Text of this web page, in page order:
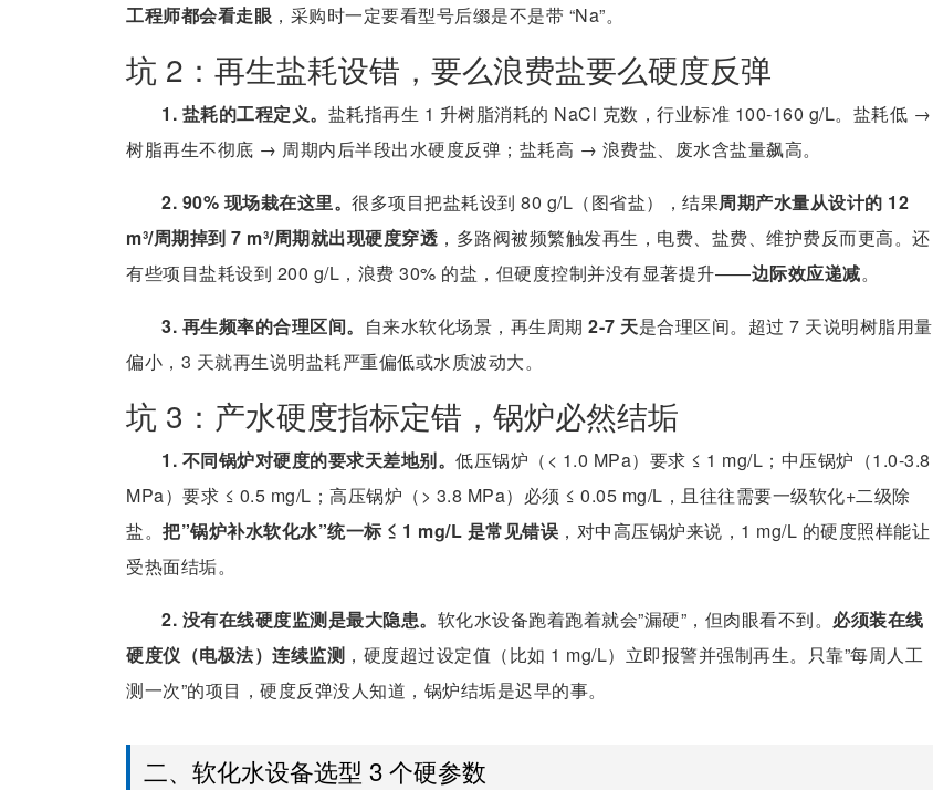
工程师都会看走眼 ，采购时一定要看型号后缀是不是带 “Na”。
坑 2：再生盐耗设错，要么浪费盐要么硬度反弹
1. 盐耗的工程定义。 盐耗指再生 1 升树脂消耗的 NaCl 克数，行业标准 100-160 g/L。盐耗低 →
树脂再生不彻底 → 周期内后半段出水硬度反弹；盐耗高 → 浪费盐、废水含盐量飙高。
2. 90% 现场栽在这里。 很多项目把盐耗设到 80 g/L（图省盐），结果周期产水量从设计的 12
m³/周期掉到 7 m³/周期就出现硬度穿透 ，多路阀被频繁触发再生，电费、盐费、维护费反而更高。还
有些项目盐耗设到 200 g/L，浪费 30% 的盐，但硬度控制并没有显著提升——边际效应递减。
3. 再生频率的合理区间。 自来水软化场景，再生周期 2-7 天是合理区间。超过 7 天说明树脂用量
偏小，3 天就再生说明盐耗严重偏低或水质波动大。
坑 3：产水硬度指标定错，锅炉必然结垢
1. 不同锅炉对硬度的要求天差地别。 低压锅炉（< 1.0 MPa）要求 ≤ 1 mg/L；中压锅炉（1.0-3.8
MPa）要求 ≤ 0.5 mg/L；高压锅炉（> 3.8 MPa）必须 ≤ 0.05 mg/L，且往往需要一级软化+二级除
盐。 把”锅炉补水软化水”统一标 ≤ 1 mg/L 是常见错误 ，对中高压锅炉来说，1 mg/L 的硬度照样能让
受热面结垢。
2. 没有在线硬度监测是最大隐患。 软化水设备跑着跑着就会”漏硬”，但肉眼看不到。 必须装在线
硬度仪（电极法）连续监测 ，硬度超过设定值（比如 1 mg/L）立即报警并强制再生。只靠”每周人工
测一次”的项目，硬度反弹没人知道，锅炉结垢是迟早的事。
二、软化水设备选型 3 个硬参数